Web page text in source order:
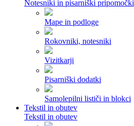
Notesniki in pisarniški pripomočki
Mape in podloge
Rokovniki, notesniki
Vizitkarji
Pisarniški dodatki
Samolepilni lističi in blokci
Tekstil in obutev
Tekstil in obutev